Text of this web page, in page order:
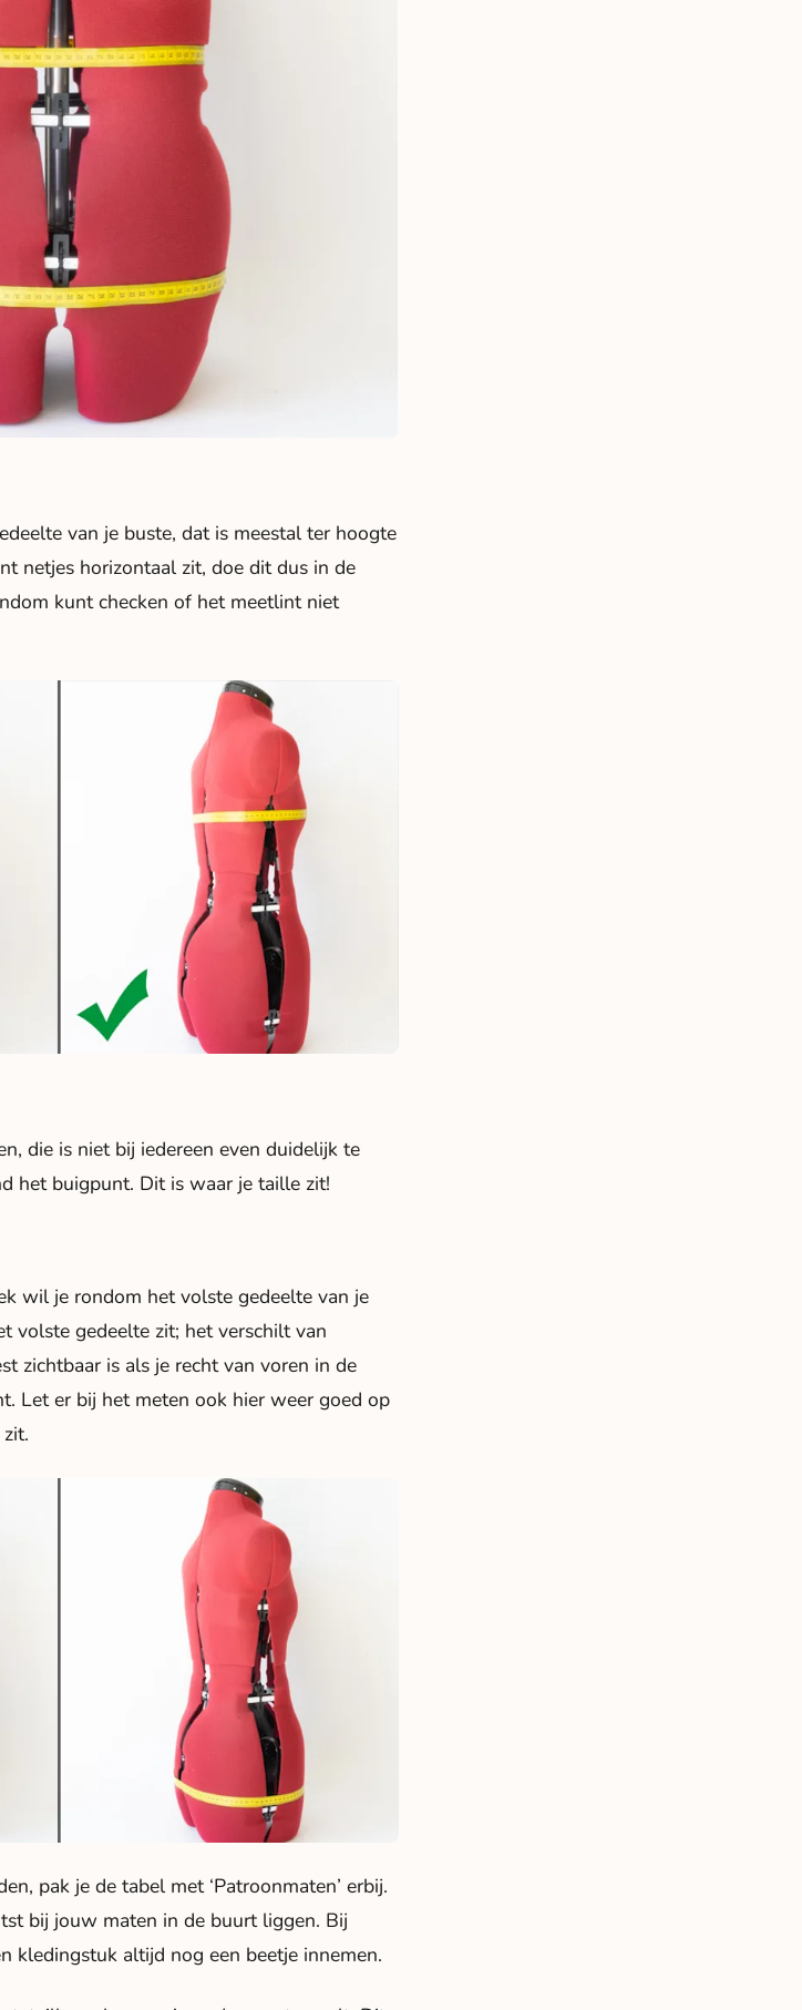
van je buste, dat is meestal ter hoogte
netjes horizontaal zit, doe dit dus in de
kunt checken of het meetlint niet
die is niet bij iedereen even duidelijk te
het buigpunt. Dit is waar je taille zit!
wil je rondom het volste gedeelte van je
volste gedeelte zit; het verschilt van
zichtbaar is als je recht van voren in de
Let er bij het meten ook hier weer goed op
pak je de tabel met ‘Patroonmaten’ erbij.
bij jouw maten in de buurt liggen. Bij
kledingstuk altijd nog een beetje innemen.